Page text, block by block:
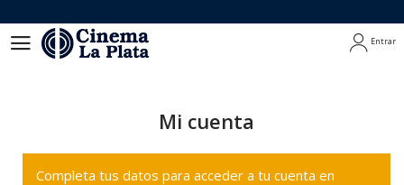
Entrar
Mi cuenta
Completa tus datos para acceder a tu cuenta en